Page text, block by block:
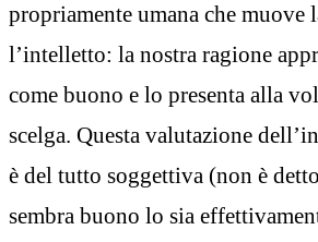
propriamente umana che muove
l’intelletto: la nostra ragione
come buono e lo presenta alla
scelga. Questa valutazione
è del tutto soggettiva (non è
sembra buono lo sia